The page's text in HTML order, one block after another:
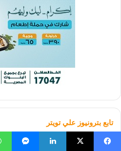
تابع بترونيوز علي تويتر